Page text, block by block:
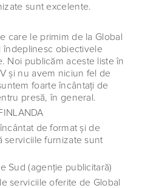
sunt excelente.
care le primim de la Global
îndeplinesc obiectivele
Noi publicăm aceste liste în
şi nu avem niciun fel de
foarte încântaţi de
presă, în general.
de format şi de
serviciile furnizate sunt
Sud (agenţie publicitară)
serviciile oferite de Global